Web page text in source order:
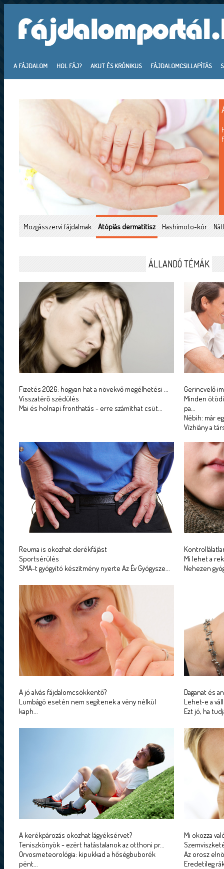
A FÁJDALOM HOL FÁJ? AKUT ÉS KRÓNIKUS FÁJDALOMCSILLAPÍTÁS
Mozgásszervi fájdalmak Atópiás dermatitisz Hashimoto-kór
ÁLLANDÓ TÉMÁK
Fizetés 2026: hogyan hat a növekvő megélhetési ...
Visszatérő szédülés
Mai és holnapi fronthatás - erre számíthat csüt...
Gerincvelő
Minden
pa...
Nébih: már
Vízhiány a
Reuma is okozhat derékfájást
Sportsérülés
SMA-t gyógyító készítmény nyerte Az Év Gyógysze...
Mi lehet a
Nehezen
A jó alvás fájdalomcsökkentő?
Lumbágó esetén nem segítenek a vény nélkül
kaph...
Daganat és
Lehet-e a
Ezt jó, ha
A kerékpározás okozhat lágyéksérvet?
Teniszkönyök - ezért hatástalanok az otthoni pr...
Orvosmeteorológia: kipukkad a hőségbuborék
pént...
Mi okozza
Az orosz
Eredetileg